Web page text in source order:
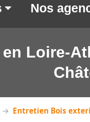
Nos
Loire-
Entretien Bois